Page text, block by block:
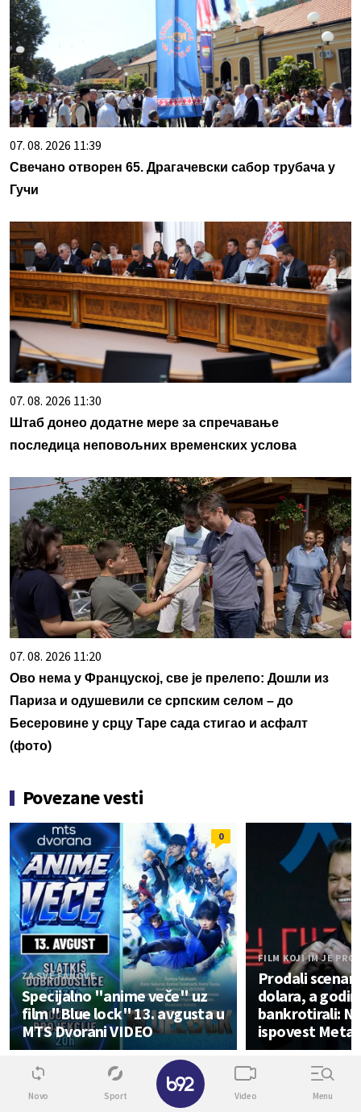
07. 08. 2026 11:39
Свечано отворен 65. Драгачевски сабор трубача у
Гучи
07. 08. 2026 11:30
Штаб донео додатне мере за спречавање
последица неповољних временских услова
07. 08. 2026 11:20
Ово нема у Француској, све је прелепо: Дошли из
Париза и одушевили се српским селом – до
Бесеровине у срцу Таре сада стигао и асфалт
(фото)
Povezane vesti
0
ZA SVE FANOVE
Specijalno "anime veče" uz
film "Blue lock" 13. avgusta u
MTS Dvorani VIDEO
FILM KOJI IM JE
Prodali
dolara, a
bankrotirali:
ispovest Meta
Kultura
Novo Sport Video Menu
✕